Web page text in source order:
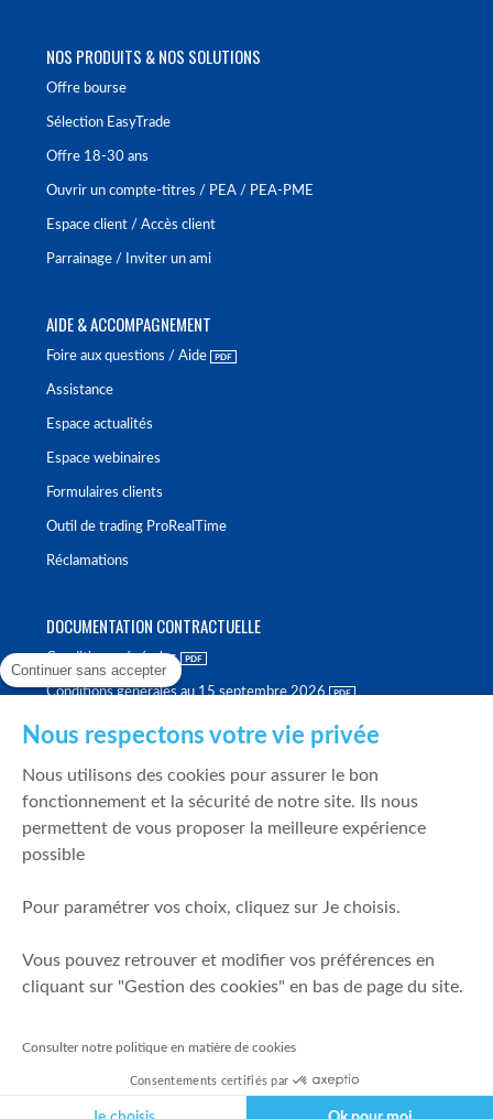
NOS PRODUITS & NOS SOLUTIONS
Offre bourse
Sélection EasyTrade
Offre 18-30 ans
Ouvrir un compte-titres / PEA / PEA-PME
Espace client / Accès client
Parrainage / Inviter un ami
AIDE & ACCOMPAGNEMENT
Foire aux questions / Aide
Assistance
Espace actualités
Espace webinaires
Formulaires clients
Outil de trading ProRealTime
Réclamations
DOCUMENTATION CONTRACTUELLE
Conditions générales
Conditions générales au 15 septembre 2026
Politique de meilleure sélection
Politique de durabilité
Fonds de garantie des dépôts et de résolution
Mentions légales
Prévention de la fraude
Politique de gestion des conflits d'intérêts
Continuer sans accepter
Nous respectons votre vie privée
Nous utilisons des cookies pour assurer le bon
fonctionnement et la sécurité de notre site. Ils nous
permettent de vous proposer la meilleure expérience
possible
Pour paramétrer vos choix, cliquez sur Je choisis.
Vous pouvez retrouver et modifier vos préférences en
cliquant sur "Gestion des cookies" en bas de page du site.
Consulter notre politique en matière de cookies
Consentements certifiés par